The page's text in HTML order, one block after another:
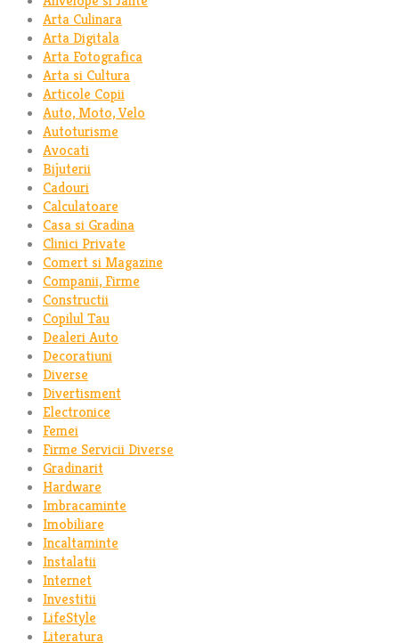
Arta Culinara
Arta Digitala
Arta Fotografica
Arta si Cultura
Articole Copii
Auto, Moto, Velo
Autoturisme
Avocati
Bijuterii
Cadouri
Calculatoare
Casa si Gradina
Clinici Private
Comert si Magazine
Companii, Firme
Constructii
Copilul Tau
Dealeri Auto
Decoratiuni
Diverse
Divertisment
Electronice
Femei
Firme Servicii Diverse
Gradinarit
Hardware
Imbracaminte
Imobiliare
Incaltaminte
Instalatii
Internet
Investitii
LifeStyle
Literatura